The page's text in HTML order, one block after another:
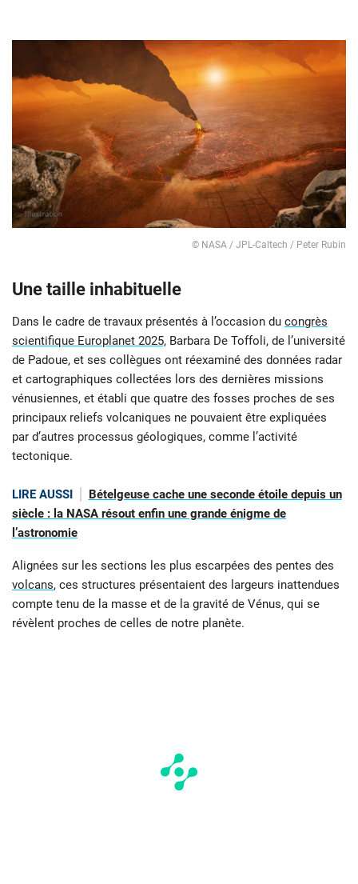
© NASA / JPL-Caltech / Peter Rubin
Une taille inhabituelle
Dans le cadre de travaux présentés à l’occasion du congrès
scientifique Europlanet 2025, Barbara De Toffoli, de l’université
de Padoue, et ses collègues ont réexaminé des données radar
et cartographiques collectées lors des dernières missions
vénusiennes, et établi que quatre des fosses proches de ses
principaux reliefs volcaniques ne pouvaient être expliquées
par d’autres processus géologiques, comme l’activité
tectonique.
LIRE AUSSI
Bételgeuse cache une seconde étoile depuis un
siècle : la NASA résout enfin une grande énigme de
l’astronomie
Alignées sur les sections les plus escarpées des pentes des
volcans, ces structures présentaient des largeurs inattendues
compte tenu de la masse et de la gravité de Vénus, qui se
révèlent proches de celles de notre planète.